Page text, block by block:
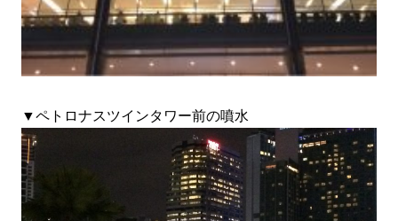
▼ペトロナスツインタワー前の噴水